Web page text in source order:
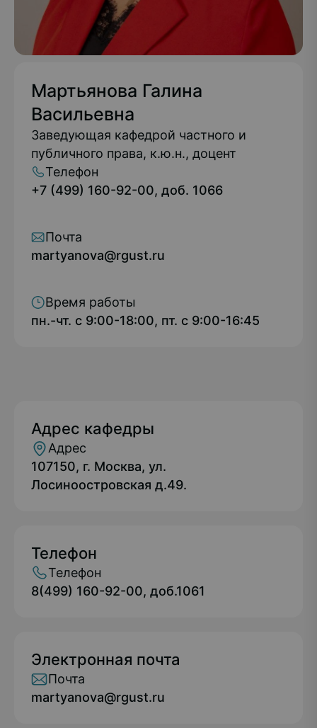
Мартьянова Галина
Васильевна
Заведующая кафедрой частного и
публичного права, к.ю.н., доцент
Телефон
+7 (499) 160-92-00, доб. 1066
Почта
martyanova@rgust.ru
Время работы
пн.-чт. с 9:00-18:00, пт. с 9:00-16:45
Адрес кафедры
Адрес
107150, г. Москва, ул.
Лосиноостровская д.49.
Телефон
Телефон
8(499) 160-92-00, доб.1061
Электронная почта
Почта
martyanova@rgust.ru